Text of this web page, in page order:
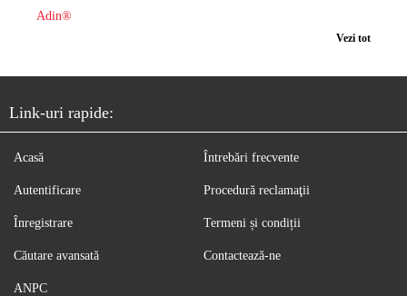
Adin®
Vezi tot
Link-uri rapide:
Acasă
Autentificare
Înregistrare
Căutare avansată
Întrebări frecvente
Procedură reclamaţii
Termeni și condiții
Contactează-ne
ANPC